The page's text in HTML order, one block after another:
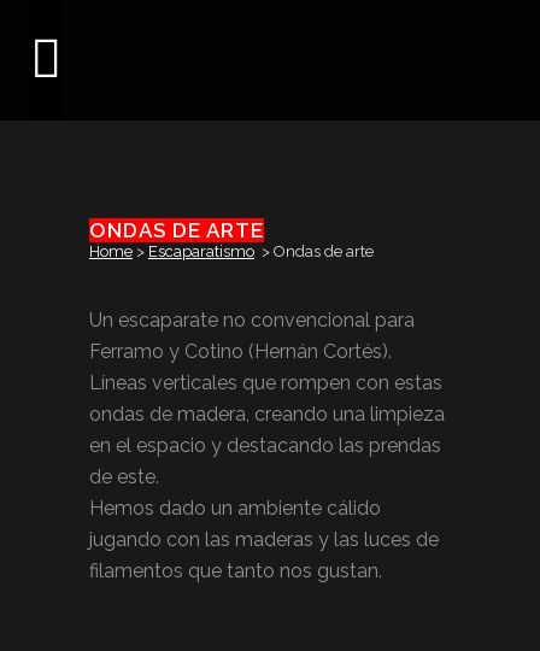
ONDAS DE ARTE
Home > Escaparatismo > Ondas de arte
Un escaparate no convencional para
Ferramo y Cotino (Hernán Cortés).
Líneas verticales que rompen con estas
ondas de madera, creando una limpieza
en el espacio y destacando las prendas
de este.
Hemos dado un ambiente cálido
jugando con las maderas y las luces de
filamentos que tanto nos gustan.